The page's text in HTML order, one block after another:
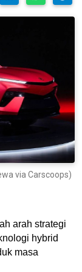
via Carscoops)
arah strategi
hybrid
masa